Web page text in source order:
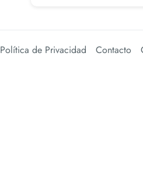
Política de Privacidad Contacto